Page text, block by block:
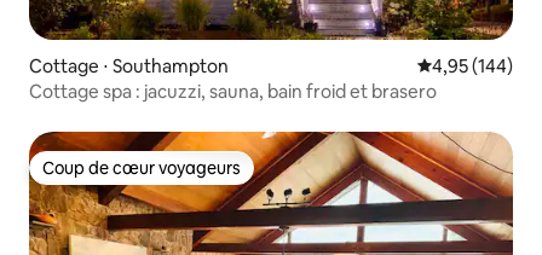
Cottage ⋅ Southampton Évaluation
4,95 (144)
Cottage spa : jacuzzi, sauna, bain froid et brasero
Coup de cœur voyageurs
Coup de cœur voyageurs